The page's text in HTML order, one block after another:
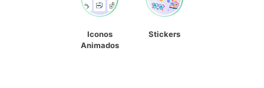
Iconos
Animados
Stickers